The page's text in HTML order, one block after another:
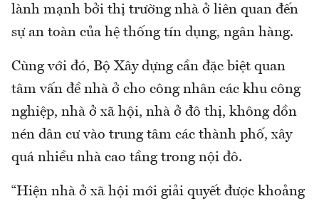
lành mạnh bởi thị trường nhà ở liên quan đến
sự an toàn của hệ thống tín dụng, ngân hàng.
Cùng với đó, Bộ Xây dựng cần đặc biệt quan
tâm vấn đề nhà ở cho công nhân các khu công
nghiệp, nhà ở xã hội, nhà ở đô thị, không dồn
nén dân cư vào trung tâm các thành phố, xây
quá nhiều nhà cao tầng trong nội đô.
“Hiện nhà ở xã hội mới giải quyết được khoảng